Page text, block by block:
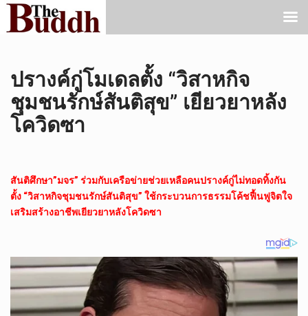
ปรางค์กู่โมเดลตั้ง “วิสาหกิจ
ชุมชนรักษ์สันติสุข” เยียวยาหลัง
โควิดซา
สันติศึกษา”มจร” ร่วมกับเครือข่ายช่วยเหลือคนปรางค์กู่ไม่ทอดทิ้งกัน
ตั้ง “วิสาหกิจชุมชนรักษ์สันติสุข” ใช้กระบวนการธรรมโค้ชฟื้นฟูจิตใจ
เสริมสร้างอาชีพเยียวยาหลังโควิดซา